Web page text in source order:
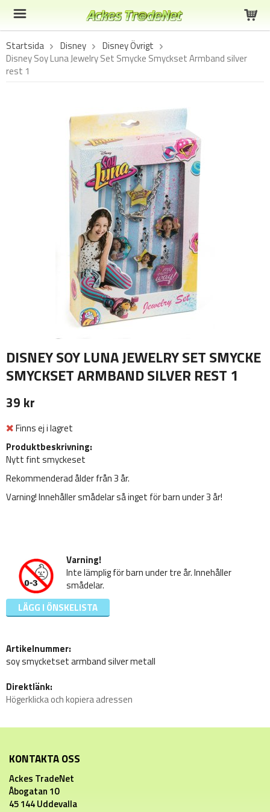
Startsida Disney
Disney Övrigt
Disney Soy Luna Jewelry Set Smycke Smyckset Armband silver
rest 1
DISNEY SOY LUNA JEWELRY SET SMYCKE
SMYCKSET ARMBAND SILVER REST 1
39 kr
Finns ej i lagret
Produktbeskrivning:
Nytt fint smyckeset
Rekommenderad ålder från 3 år.
Varning! Innehåller smådelar så inget för barn under 3 år!
Varning!
Inte lämplig för barn under tre år. Innehåller
smådelar.
LÄGG I ÖNSKELISTA
Artikelnummer:
soy smycketset armband silver metall
Direktlänk:
Högerklicka och kopiera adressen
KONTAKTA OSS
Ackes TradeNet
Åbogatan 10
45 144 Uddevalla